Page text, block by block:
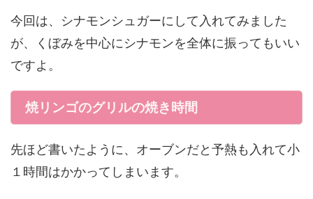
今回は、シナモンシュガーにして入れてみました
が、くぼみを中心にシナモンを全体に振ってもいい
ですよ。
焼リンゴのグリルの焼き時間
先ほど書いたように、オーブンだと予熱も入れて小
１時間はかかってしまいます。